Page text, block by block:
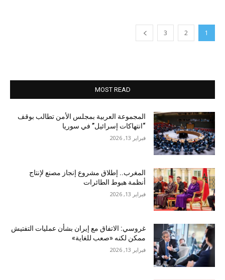
1
2
3
MOST READ
المجموعة العربية بمجلس الأمن تطالب بوقف
“انتهاكات إسرائيل” في سوريا
فبراير 13, 2026
المغرب.. إطلاق مشروع إنجاز مصنع لإنتاج
أنظمة هبوط الطائرات
فبراير 13, 2026
غروسي: الاتفاق مع إيران بشأن عمليات التفتيش
ممكن لكنه «صعب للغاية»
فبراير 13, 2026